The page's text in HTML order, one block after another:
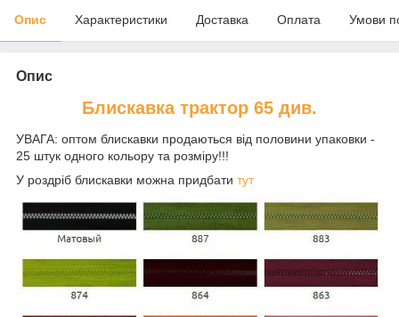
Опис Характеристики Доставка Оплата Умови
Опис
Блискавка трактор 65 див.
УВАГА: оптом блискавки продаються від половини упаковки -
25 штук одного кольору та розміру!!!
У роздріб блискавки можна придбати тут